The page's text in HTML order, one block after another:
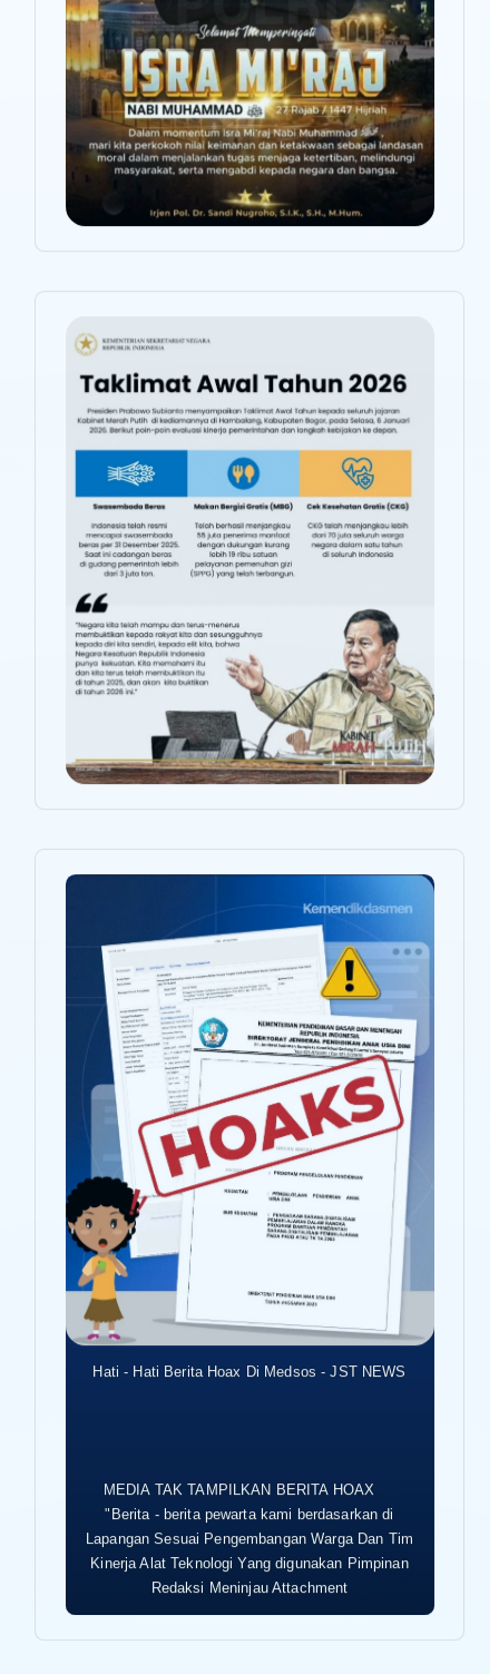
Hati - Hati Berita Hoax Di Medsos - JST NEWS
MEDIA TAK TAMPILKAN BERITA HOAX
"Berita - berita pewarta kami berdasarkan di
Lapangan Sesuai Pengembangan Warga Dan Tim
Kinerja Alat Teknologi Yang digunakan Pimpinan
Redaksi Meninjau Attachment